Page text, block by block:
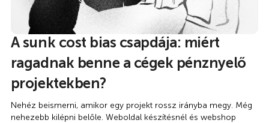
A sunk cost bias csapdája: miért
ragadnak benne a cégek pénznyelő
projektekben?
Nehéz beismerni, amikor egy projekt rossz irányba megy. Még
nehezebb kilépni belőle. Weboldal készítésnél és webshop